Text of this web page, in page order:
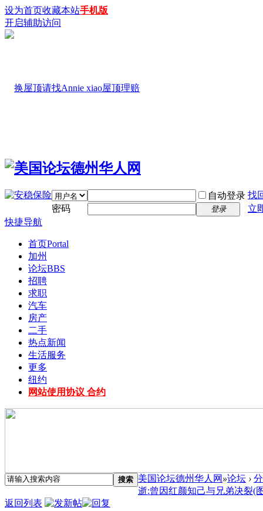
设为首页收藏本站手机版
开启辅助访问
自动登录 找
密码
登录
立
快捷导航
首页Portal
加州
论坛BBS
招聘
求职
汽车
房产
二手
热点新闻
生活服务
更多
纽约
网站使用协议 合约
搜索 美国论坛德州华人网 »论坛 ›
逝:曾因红颜知己与兄弟决裂(
返回列表